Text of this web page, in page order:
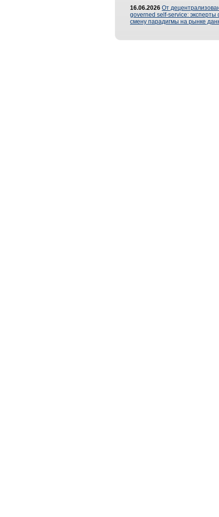
16.06.2026 От
governed self-service: эксперты
смену парадигмы на рынке